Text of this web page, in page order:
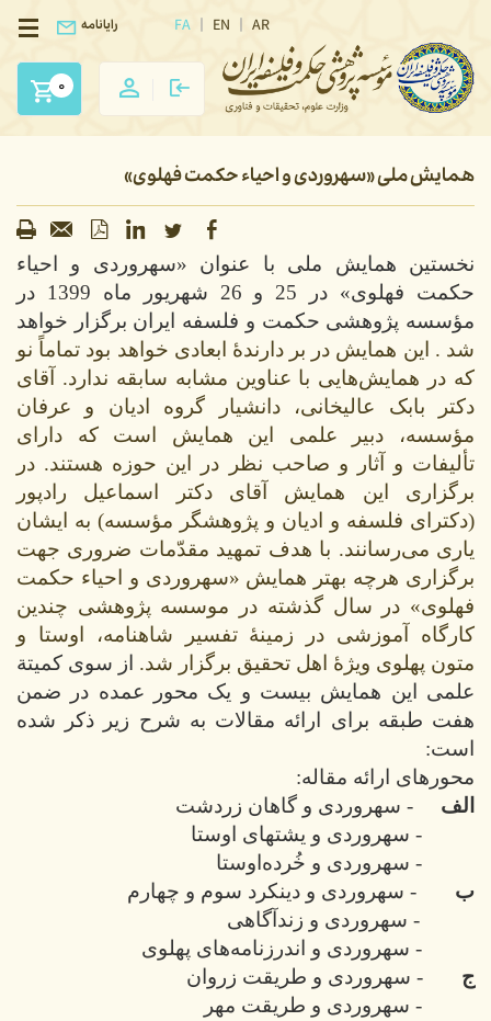
FA EN AR رایانامه
0
همایش ملی «سهروردی و احیاء حکمت فهلوی»
نخستین همایش ملی با عنوان «سهروردی و احیاء
حکمت فهلوی» در 25 و 26 شهریور ماه 1399 در
مؤسسه پژوهشی حکمت و فلسفه ایران برگزار خواهد
شد . این همایش در بر دارندۀ ابعادی خواهد بود تماماً نو
که در همایش‌هایی با عناوین مشابه سابقه ندارد. آقای
دکتر بابک عالیخانی، دانشیار گروه ادیان و عرفان
مؤسسه، دبیر علمی این همایش است که دارای
تألیفات و آثار و صاحب نظر در این حوزه هستند. در
برگزاری این همایش آقای دکتر اسماعیل رادپور
(دکترای فلسفه و ادیان و پژوهشگر مؤسسه) به ایشان
یاری می‌رسانند. با هدف تمهید مقدّمات ضروری جهت
برگزاری هرچه بهتر همایش «سهروردی و احیاء حکمت
فهلوی» در سال گذشته در موسسه پژوهشی چندین
کارگاه‌ آموزشی در زمینۀ تفسیر شاهنامه، اوستا و
متون پهلوی ویژۀ اهل تحقیق برگزار شد. از سوی کمیتة
علمی این همایش بیست و یک محور عمده در ضمن
هفت طبقه برای ارائه مقالات به شرح زیر ذکر شده
است:
محورهای ارائه مقاله:
الف
- سهروردی و گاهان زردشت
- سهروردی و یشتهای اوستا
- سهروردی و خُرده‌اوستا
ب
- سهروردی و دینکرد سوم و چهارم
- سهروردی و زندآگاهی
- سهروردی و اندرزنامه‌های پهلوی
ج
- سهروردی و طریقت زروان
- سهروردی و طریقت مهر